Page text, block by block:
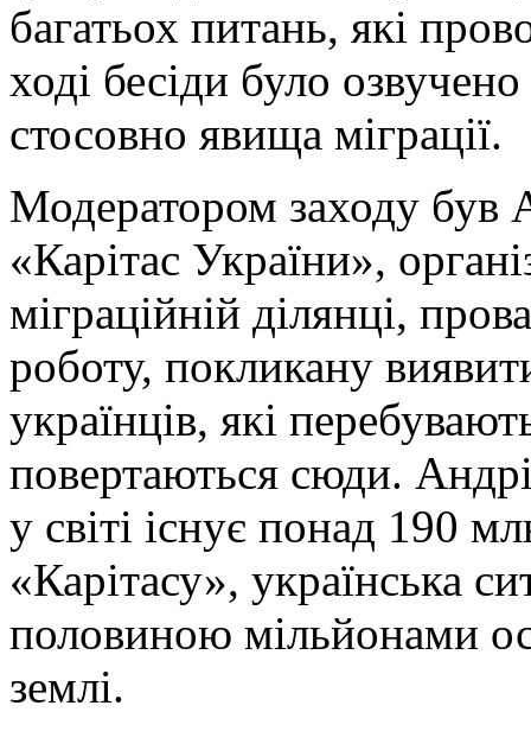
багатьох питань, які
ході бесіди було
стосовно явища міграції.
Модератором заходу був
«Карітас України»,
міграційній ділянці,
роботу, покликану
українців, які
повертаються сюди.
у світі існує понад 190
«Карітасу», українська
половиною мільйонами
землі.